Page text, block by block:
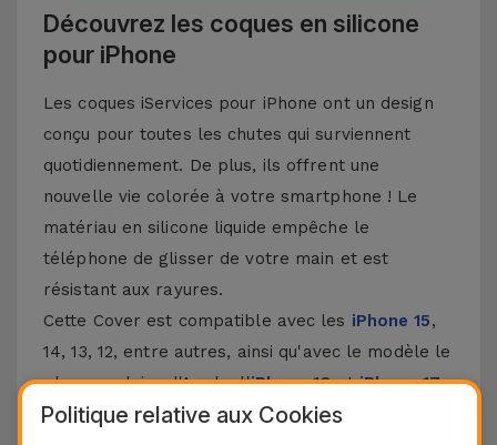
Découvrez les coques en silicone
pour iPhone
Les coques iServices pour iPhone ont un design
conçu pour toutes les chutes qui surviennent
quotidiennement. De plus, ils offrent une
nouvelle vie colorée à votre smartphone ! Le
matériau en silicone liquide empêche le
téléphone de glisser de votre main et est
résistant aux rayures.
Cette Cover est compatible avec les iPhone 15,
14, 13, 12, entre autres, ainsi qu'avec le modèle le
plus populaire d'Apple, l'iPhone 16etiPhone 17.
Protection à 3 couches avec coques en
Politique relative aux Cookies